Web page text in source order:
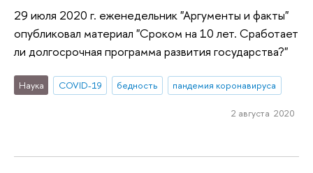
29 июля 2020 г. еженедельник "Аргументы и факты"
опубликовал материал "Сроком на 10 лет. Сработает
ли долгосрочная программа развития государства?"
Наука COVID-19 бедность пандемия коронавируса
2 августа 2020